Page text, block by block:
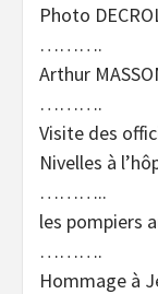
Photo
……….
Arthur
……….
Visite des
Nivelles à
………..
les pompiers
……….
Hommage à